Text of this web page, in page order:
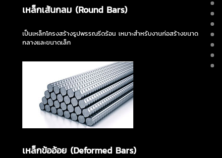
เหล็กเส้นกลม (Round Bars)
เป็นเหล็กโครงสร้างรูปพรรณรีดร้อน เหมาะสำหรับงานก่อสร้างขนาด
กลางและขนาดเล็ก
เหล็กข้ออ้อย (Deformed Bars)